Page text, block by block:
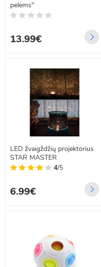
pelėms"
13.99€
LED žvaigždžių projektorius
STAR MASTER
4/5
6.99€